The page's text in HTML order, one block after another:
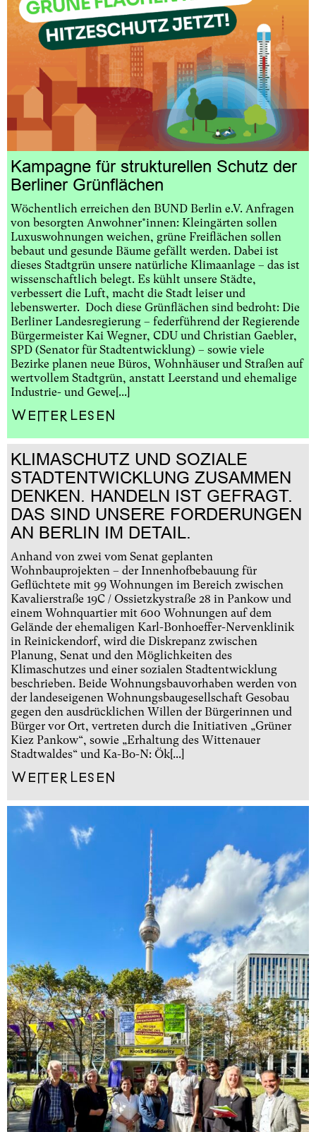
Kampagne für strukturellen Schutz der
Berliner Grünflächen
Wöchentlich erreichen den BUND Berlin e.V. Anfragen
von besorgten Anwohner*innen: Kleingärten sollen
Luxuswohnungen weichen, grüne Freiflächen sollen
bebaut und gesunde Bäume gefällt werden. Dabei ist
dieses Stadtgrün unsere natürliche Klimaanlage – das ist
wissenschaftlich belegt. Es kühlt unsere Städte,
verbessert die Luft, macht die Stadt leiser und
lebenswerter. Doch diese Grünflächen sind bedroht: Die
Berliner Landesregierung – federführend der Regierende
Bürgermeister Kai Wegner, CDU und Christian Gaebler,
SPD (Senator für Stadtentwicklung) – sowie viele
Bezirke planen neue Büros, Wohnhäuser und Straßen auf
wertvollem Stadtgrün, anstatt Leerstand und ehemalige
Industrie- und Gewe[...]
Weiterlesen
KLIMASCHUTZ UND SOZIALE
STADTENTWICKLUNG ZUSAMMEN
DENKEN. HANDELN IST GEFRAGT.
DAS SIND UNSERE FORDERUNGEN
AN BERLIN IM DETAIL.
Anhand von zwei vom Senat geplanten
Wohnbauprojekten – der Innenhofbebauung für
Geflüchtete mit 99 Wohnungen im Bereich zwischen
Kavalierstraße 19C / Ossietzkystraße 28 in Pankow und
einem Wohnquartier mit 600 Wohnungen auf dem
Gelände der ehemaligen Karl-Bonhoeffer-Nervenklinik
in Reinickendorf, wird die Diskrepanz zwischen
Planung, Senat und den Möglichkeiten des
Klimaschutzes und einer sozialen Stadtentwicklung
beschrieben. Beide Wohnungsbauvorhaben werden von
der landeseigenen Wohnungsbaugesellschaft Gesobau
gegen den ausdrücklichen Willen der Bürgerinnen und
Bürger vor Ort, vertreten durch die Initiativen „Grüner
Kiez Pankow“, sowie „Erhaltung des Wittenauer
Stadtwaldes“ und Ka-Bo-N: Ök[...]
Weiterlesen